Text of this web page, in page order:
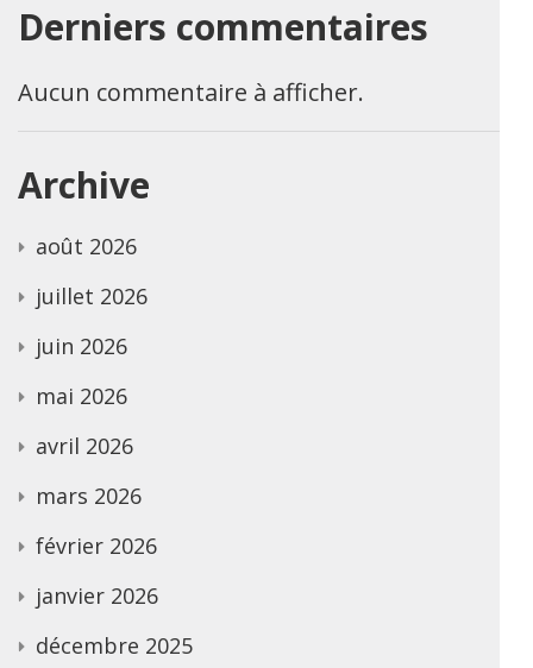
Derniers commentaires
Aucun commentaire à afficher.
Archive
août 2026
juillet 2026
juin 2026
mai 2026
avril 2026
mars 2026
février 2026
janvier 2026
décembre 2025